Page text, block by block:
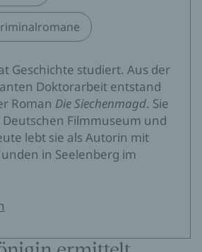
Geschichte studiert. Aus der
Doktorarbeit entstand
Roman Die Siechenmagd. Sie
Filmmuseum und
lebt sie als Autorin mit
in Seelenberg im